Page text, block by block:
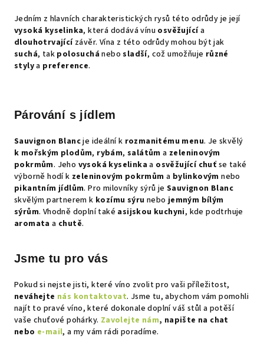
Jedním z hlavních charakteristických rysů této odrůdy je její
vysoká kyselinka, která dodává vínu osvěžujícía
dlouhotrvajícízávěr. Vína z této odrůdy mohou být jak
suchá, tak polosuchá nebosladší, což umožňuje různé
stylya preference.
Párování s jídlem
Sauvignon Blancje ideální k rozmanitému menu. Je skvělý
k mořským plodům, rybám,salátům a zeleninovým
pokrmům. Jeho vysoká kyselinka a osvěžující chuť se také
výborně hodí k zeleninovým pokrmům a bylinkovým nebo
pikantním jídlům. Pro milovníky sýrů jeSauvignon Blanc
skvělým partnerem k kozímu sýru nebojemným bílým
sýrům. Vhodně doplní také asijskou kuchyni, kde podtrhuje
aromata a chutě.
Jsme tu pro vás
Pokud si nejste jisti, které víno zvolit pro vaši příležitost,
neváhejte nás kontaktovat. Jsme tu, abychom vám pomohli
najít to pravé víno, které dokonale doplní váš stůl a potěší
vaše chuťové pohárky. Zavolejte nám, napište na chat
nebo e-mail, a my vám rádi poradíme.